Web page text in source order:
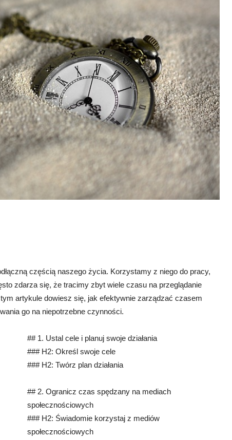
częścią naszego życia. Korzystamy z niego do pracy,
zdarza się, że tracimy zbyt wiele czasu na przeglądanie
artykule dowiesz się, jak efektywnie zarządzać czasem
go na niepotrzebne czynności.
## 1. Ustal cele i planuj swoje działania
### H2: Określ swoje cele
### H2: Twórz plan działania
## 2. Ogranicz czas spędzany na mediach
społecznościowych
### H2: Świadomie korzystaj z mediów
społecznościowych